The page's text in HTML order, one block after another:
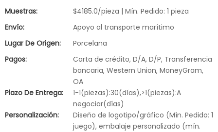
Muestras:
$4185.0/pieza | Mín. Pedido: 1 pieza
Envío:
Apoyo al transporte marítimo
Lugar De Origen:
Porcelana
Pagos:
Carta de crédito, D/A, D/P, Transferencia
bancaria, Western Union, MoneyGram,
OA
Plazo De Entrega:
1-1(piezas):30(días),>1(piezas):A
negociar(días)
Personalización:
Diseño de logotipo/gráfico (Mín. Pedido: 1
juego), embalaje personalizado (mín.